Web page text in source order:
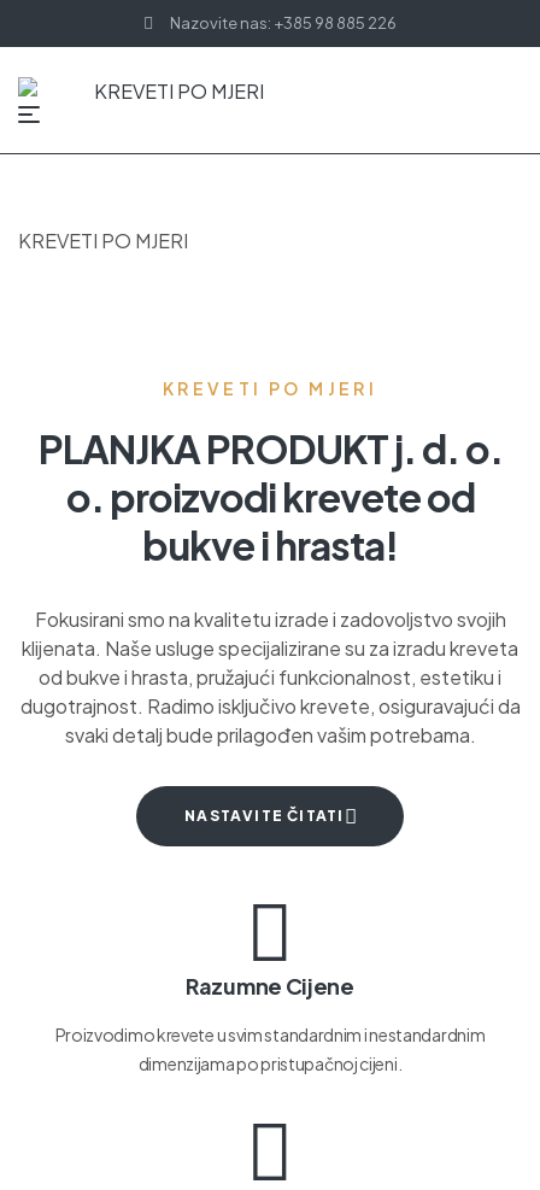
Nazovite nas: +385 98 885 226
KREVETI PO MJERI
KREVETI PO MJERI
PLANJKA PRODUKT j. d. o.
o. proizvodi krevete od
bukve i hrasta!
Fokusirani smo na kvalitetu izrade i zadovoljstvo svojih
klijenata. Naše usluge specijalizirane su za izradu kreveta
od bukve i hrasta, pružajući funkcionalnost, estetiku i
dugotrajnost. Radimo isključivo krevete, osiguravajući da
svaki detalj bude prilagođen vašim potrebama.
NASTAVITE ČITATI
Razumne Cijene
Proizvodimo krevete u svim standardnim i nestandardnim
dimenzijama po pristupačnoj cijeni.